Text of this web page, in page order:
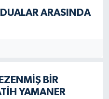
ARASINDA
BİR
YAMANER